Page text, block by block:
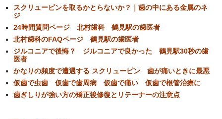
スクリューピンを取るかとらないか？｜歯の中にある金属のネ
ジ
24時間質問ページ 北村歯科 鶴見駅の歯医者
北村歯科のFAQページ 鶴見駅の歯医者
ジルコニアで後悔？ ジルコニアで良かった 鶴見駅30秒の歯
医者
かなりの頻度で遭遇する スクリューピン 歯が痛いときに最悪
仮歯で虫歯 仮歯で歯周病 仮歯で痛い 仮歯で根管治療に
歯ぎしりが強い方の矯正後修復とリテーナーの注意点